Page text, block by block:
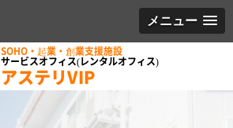
メニュー
SOHO・起業・創業支援施設
サービスオフィス(レンタルオフィス)
アステリVIP